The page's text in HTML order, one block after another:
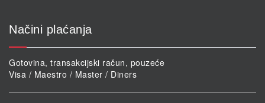
Načini plaćanja
Gotovina, transakcijski račun, pouzeće
Visa / Maestro / Master / Diners